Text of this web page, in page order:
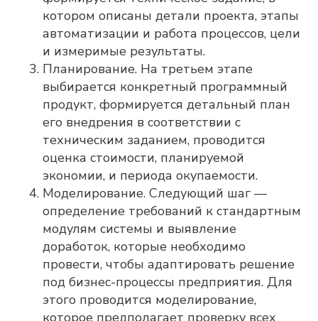
котором описаны детали проекта, этапы
автоматизации и работа процессов, цели
и измеримые результаты.
Планирование. На третьем этапе
выбирается конкретный программный
продукт, формируется детальный план
его внедрения в соответствии с
техническим заданием, проводится
оценка стоимости, планируемой
экономии, и периода окупаемости.
Моделирование. Следующий шаг —
определение требований к стандартным
модулям системы и выявление
доработок, которые необходимо
провести, чтобы адаптировать решение
под бизнес-процессы предприятия. Для
этого проводится моделирование,
которое предполагает проверку всех